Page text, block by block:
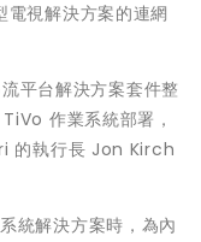
視解決方案的連網
平台解決方案套件整
作業系統部署，
的執行長 Jon Kirch
統解決方案時，為內